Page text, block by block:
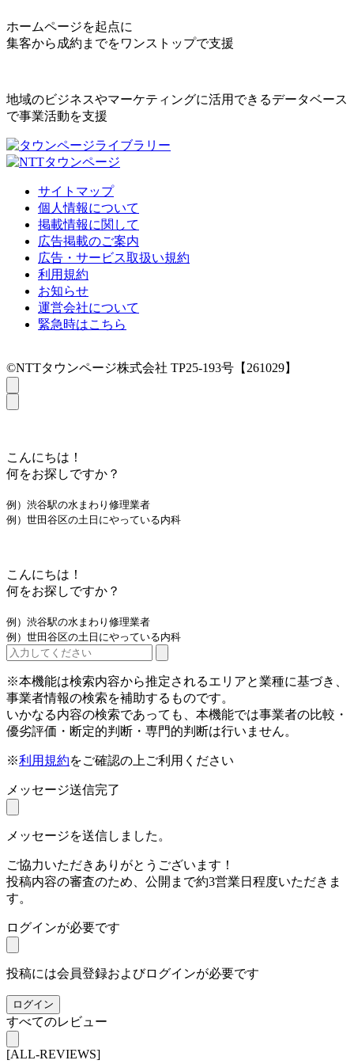
ホームページを起点に
集客から成約までをワンストップで支援
地域のビジネスやマーケティングに活用できるデータベース
で事業活動を支援
サイトマップ
個人情報について
掲載情報に関して
広告掲載のご案内
広告・サービス取扱い規約
利用規約
お知らせ
運営会社について
緊急時はこちら
©NTTタウンページ株式会社 TP25-193号【261029】
こんにちは！
何をお探しですか？
例）渋谷駅の水まわり修理業者
例）世田谷区の土日にやっている内科
こんにちは！
何をお探しですか？
例）渋谷駅の水まわり修理業者
例）世田谷区の土日にやっている内科
※本機能は検索内容から推定されるエリアと業種に基づき、
事業者情報の検索を補助するものです。
いかなる内容の検索であっても、本機能では事業者の比較・
優劣評価・断定的判断・専門的判断は行いません。
※利用規約をご確認の上ご利用ください
メッセージ送信完了
メッセージを送信しました。
ご協力いただきありがとうございます！
投稿内容の審査のため、公開まで約3営業日程度いただきま
す。
ログインが必要です
投稿には会員登録およびログインが必要です
ログイン
すべてのレビュー
[ALL-REVIEWS]